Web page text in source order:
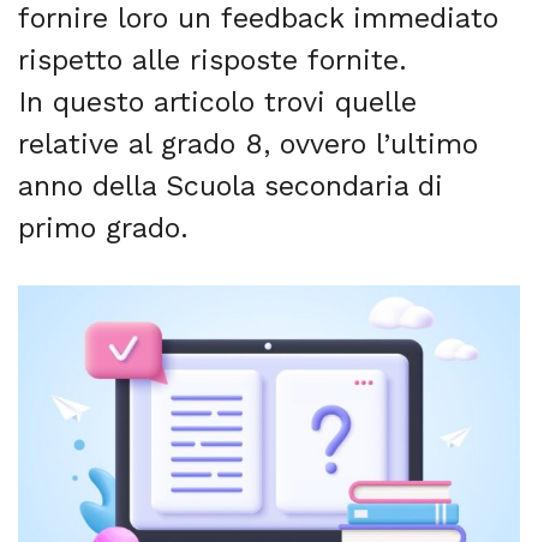
fornire loro un feedback immediato
rispetto alle risposte fornite.
In questo articolo trovi quelle
relative al grado 8, ovvero l’ultimo
anno della Scuola secondaria di
primo grado.